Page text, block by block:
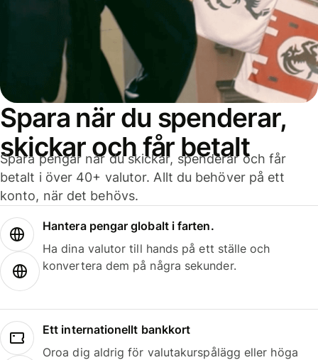
Spara när du spenderar,
skickar och får betalt
Spara pengar när du skickar, spenderar och får
betalt i över 40+ valutor. Allt du behöver på ett
konto, när det behövs.
Hantera pengar globalt i farten.
Ha dina valutor till hands på ett ställe och
konvertera dem på några sekunder.
Ett internationellt bankkort
Oroa dig aldrig för valutakurspålägg eller höga